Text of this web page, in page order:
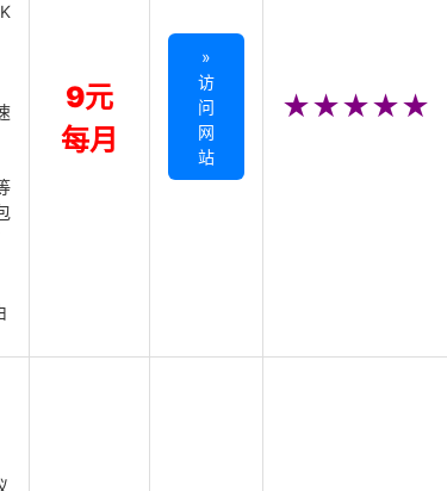
9元
每月
»
访
问
网
站
★★★★★